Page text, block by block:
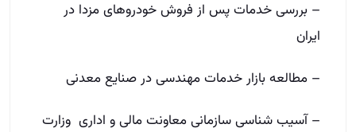
– بررسی خدمات پس از فروش خودروهای مزدا در
ایران
– مطالعه بازار خدمات مهندسی در صنایع معدنی
– آسیب­ شناسی سازمانی معاونت مالی و اداری وزارت